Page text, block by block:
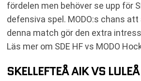
fördelen men behöver se upp för
defensiva spel. MODO:s chans att
denna match gör den extra
Läs mer om SDE HF vs MODO
SKELLEFTEÅ AIK VS